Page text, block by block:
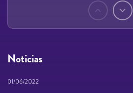
Noticias
01/06/2022